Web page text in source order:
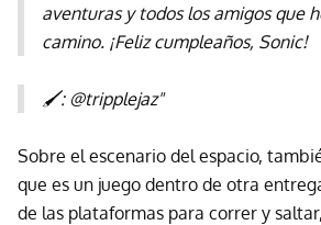
aventuras y todos los amigos que
camino. ¡Feliz cumpleaños, Sonic!
🖌️: @tripplejaz"
Sobre el escenario del espacio,
que es un juego dentro de otra
de las plataformas para correr y